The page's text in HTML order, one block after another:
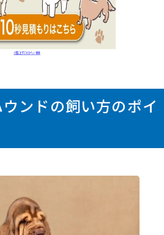
ンドの飼い方のポイ